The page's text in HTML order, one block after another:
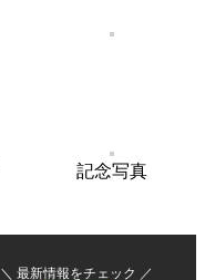
記念写真
＼ 最新情報をチェック ／